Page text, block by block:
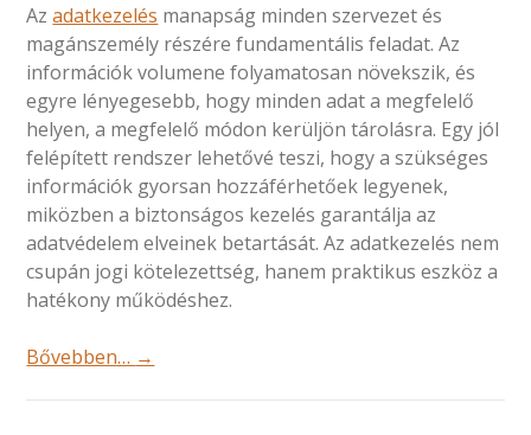
Azadatkezelés manapság minden szervezet és
magánszemély részére fundamentális feladat. Az
információk volumene folyamatosan növekszik, és
egyre lényegesebb, hogy minden adat a megfelelő
helyen, a megfelelő módon kerüljön tárolásra. Egy jól
felépített rendszer lehetővé teszi, hogy a szükséges
információk gyorsan hozzáférhetőek legyenek,
miközben a biztonságos kezelés garantálja az
adatvédelem elveinek betartását. Az adatkezelés nem
csupán jogi kötelezettség, hanem praktikus eszköz a
hatékony működéshez.
Bővebben… →